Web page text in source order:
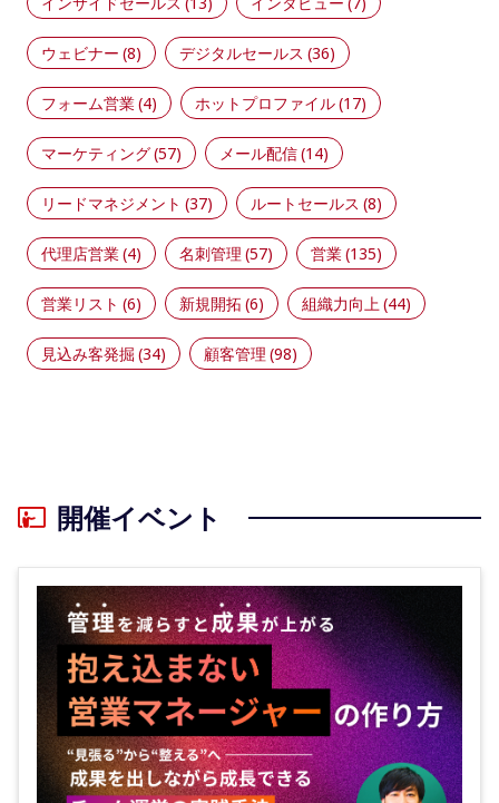
ウェビナー (8) デジタルセールス (36)
フォーム営業(4) ホットプロファイル(17)
マーケティング(57) メール配信(14)
リードマネジメント (37) ルートセールス (8)
代理店営業(4) 名刺管理 (57) 営業(135)
営業リスト (6) 新規開拓 (6) 組織力向上(44)
見込み客発掘 (34) 顧客管理 (98)
開催イベント